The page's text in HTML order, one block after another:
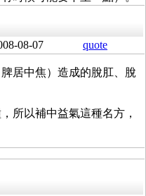
08-07 quote
居中焦）造成的脫肛、脫
所以補中益氣這種名方，